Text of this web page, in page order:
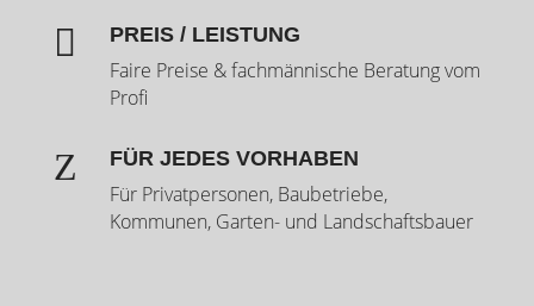
 PREIS / LEISTUNG
Faire Preise & fachmännische Beratung vom
Profi
Z FÜR JEDES VORHABEN
Für Privatpersonen, Baubetriebe,
Kommunen, Garten- und Landschaftsbauer